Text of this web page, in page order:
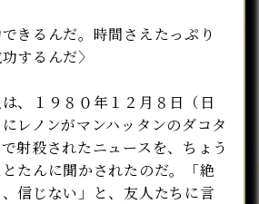
きるんだ。時間さえたっぷり
するんだ〉
、１９８０年１２月８日（日
レノンがマンハッタンのダコタ
射殺されたニュースを、ちょう
たんに聞かされたのだ。「絶
信じない」と、友人たちに言